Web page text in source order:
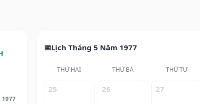
1977
Lịch Tháng 5 Năm 1977
THỨ HAI THỨ BA THỨ TƯ
25 26 27